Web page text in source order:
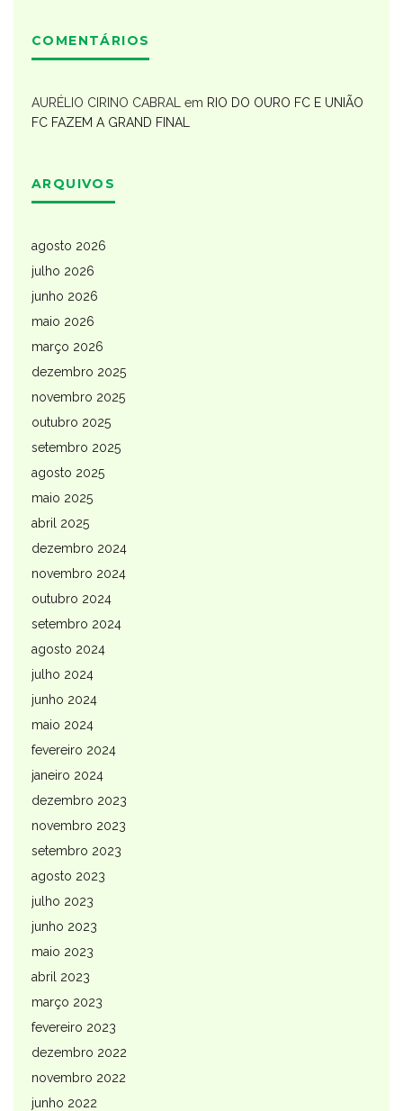
COMENTÁRIOS
AURÉLIO CIRINO CABRAL em RIO DO OURO FC E UNIÃO
FC FAZEM A GRAND FINAL
ARQUIVOS
agosto 2026
julho 2026
junho 2026
maio 2026
março 2026
dezembro 2025
novembro 2025
outubro 2025
setembro 2025
agosto 2025
maio 2025
abril 2025
dezembro 2024
novembro 2024
outubro 2024
setembro 2024
agosto 2024
julho 2024
junho 2024
maio 2024
fevereiro 2024
janeiro 2024
dezembro 2023
novembro 2023
setembro 2023
agosto 2023
julho 2023
junho 2023
maio 2023
abril 2023
março 2023
fevereiro 2023
dezembro 2022
novembro 2022
junho 2022